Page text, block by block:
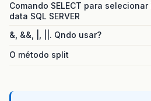
Comando SELECT para
data SQL SERVER
&, &&, |, ||. Qndo usar?
O método split